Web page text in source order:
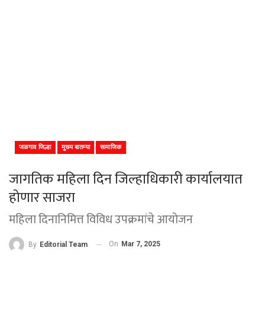
जळगाव जिल्हा मुख्य बातम्या सामाजिक
जागतिक महिला दिन जिल्हाधिकारी कार्यालयात
होणार साजरा
महिला दिनानिमित्त विविध उपक्रमांचे आयोजन
By Editorial Team On Mar 7, 2025